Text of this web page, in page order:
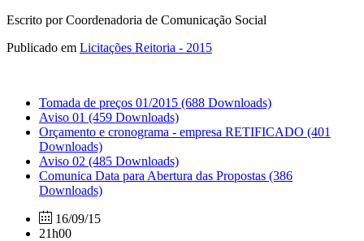
Escrito por Coordenadoria de Comunicação Social
Publicado em Licitações Reitoria - 2015
Tomada de preços 01/2015 (688 Downloads)
Aviso 01 (459 Downloads)
Orçamento e cronograma - empresa RETIFICADO (401
Downloads)
Aviso 02 (485 Downloads)
Comunica Data para Abertura das Propostas (386
Downloads)
16/09/15
21h00